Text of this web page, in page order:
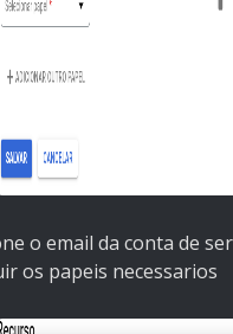
o email da conta de
os papeis necessarios